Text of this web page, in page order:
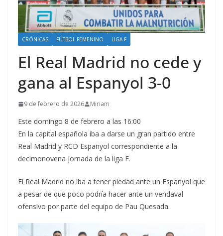
CRÓNICAS FÚTBOL FEMENINO LIGA F
El Real Madrid no cede y
gana al Espanyol 3-0
9 de febrero de 2026 Miriam
Este domingo 8 de febrero a las 16:00
En la capital española iba a darse un gran partido entre
Real Madrid y RCD Espanyol correspondiente a la
decimonovena jornada de la liga F.
El Real Madrid no iba a tener piedad ante un Espanyol que
a pesar de que poco podría hacer ante un vendaval
ofensivo por parte del equipo de Pau Quesada.